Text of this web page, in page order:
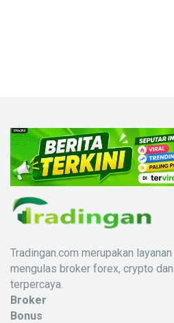
Tradingan.com merupakan
mengulas broker forex, crypto
terpercaya.
Broker
Bonus